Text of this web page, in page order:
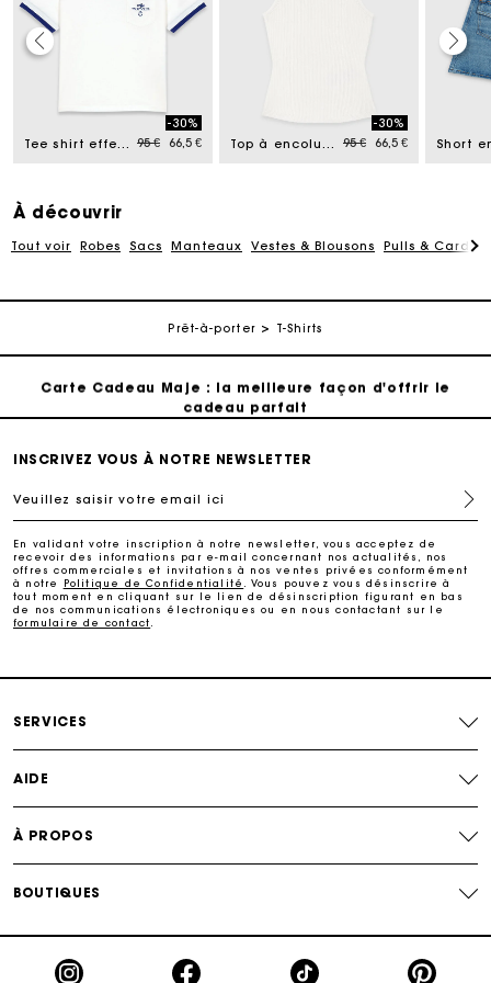
from Tee shirt effet superposé Price reduced from
95 €to
-30%
66,5 €
Top à encolure haute droite Price reduced from
95 €to
-30%
66,5 €
À découvrir
Tout voir Robes Sacs Manteaux Vestes & Blousons Pulls &
Prêt-à-porter T-Shirts
Carte Cadeau Maje : la meilleure façon d'offrir le
Livraison à domicile offerte sous 2 à 3 jours ouvrés.
Suivi de commande
Carte Cadeau Maje : la meilleure façon d'offrir le
cadeau parfait
Livraison à domicile offerte sous 2 à 3 jours ouvrés.
Echanges & Retours offerts
INSCRIVEZ VOUS À NOTRE NEWSLETTER
Veuillez saisir votre email ici
En validant votre inscription à notre newsletter, vous acceptez de
recevoir des informations par e-mail concernant nos actualités, nos
offres commerciales et invitations à nos ventes privées conformément
à notre
Politique de Confidentialité
. Vous pouvez vous désinscrire à
tout moment en cliquant sur le lien de désinscription figurant en bas
de nos communications électroniques ou en nous contactant sur le
formulaire de contact
SERVICES
AIDE
À PROPOS
BOUTIQUES